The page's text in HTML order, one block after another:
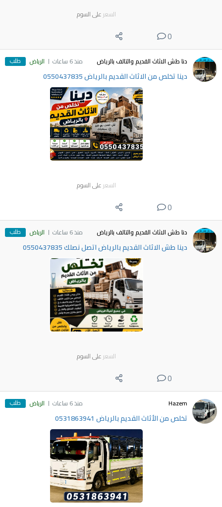
السعر على السوم
0
دنا طش الاثاث القديم والتالف بالرياض منذ 6 ساعات الرياض طلب
دينا تخلص من الاثاث القديم بالرياض 0550437835
السعر على السوم
0
دنا طش الاثاث القديم والتالف بالرياض منذ 6 ساعات الرياض طلب
دينا طش الاثاث القديم بالرياض اتصل نصلك 0550437835
السعر على السوم
0
Hazem منذ 6 ساعات الرياض طلب
تخلص من الأثاث القديم بالرياض 0531863941